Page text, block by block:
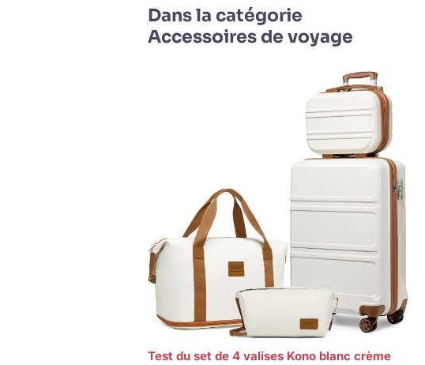
Dans la catégorie
Accessoires de voyage
Test du set de 4 valises Kono blanc crème